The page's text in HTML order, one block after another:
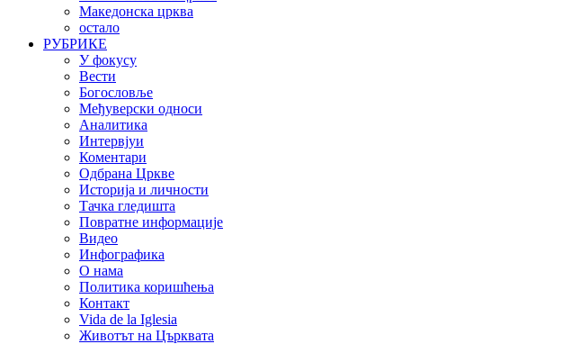
Македонска црква
остало
РУБРИКЕ
У фокусу
Вести
Богословље
Међуверски односи
Аналитика
Интервјуи
Коментари
Одбрана Цркве
Историја и личности
Тачка гледишта
Повратне информације
Видео
Инфографика
О нама
Политика коришћења
Контакт
Vida de la Iglesia
Животът на Църквата